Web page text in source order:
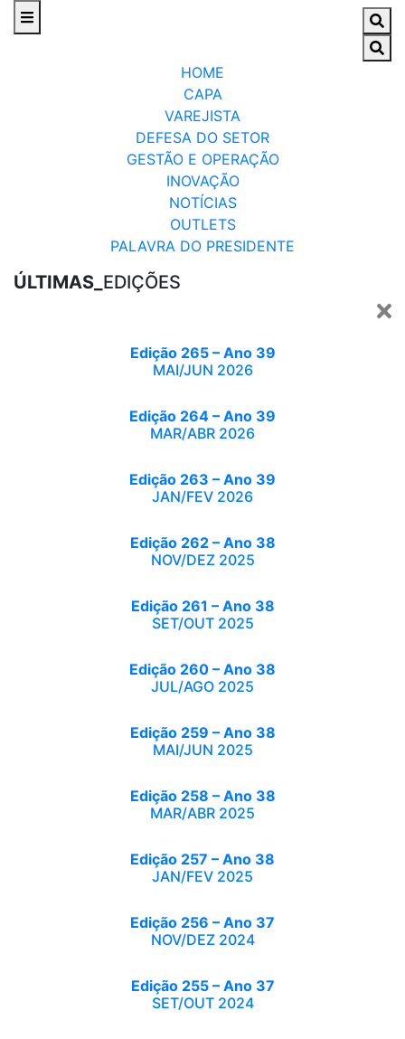
HOME
CAPA
VAREJISTA
DEFESA DO SETOR
GESTÃO E OPERAÇÃO
INOVAÇÃO
NOTÍCIAS
OUTLETS
PALAVRA DO PRESIDENTE
ÚLTIMAS_ EDIÇÕES
Edição 265 – Ano 39
MAI/JUN 2026
Edição 264 – Ano 39
MAR/ABR 2026
Edição 263 – Ano 39
JAN/FEV 2026
Edição 262 – Ano 38
NOV/DEZ 2025
Edição 261 – Ano 38
SET/OUT 2025
Edição 260 – Ano 38
JUL/AGO 2025
Edição 259 – Ano 38
MAI/JUN 2025
Edição 258 – Ano 38
MAR/ABR 2025
Edição 257 – Ano 38
JAN/FEV 2025
Edição 256 – Ano 37
NOV/DEZ 2024
Edição 255 – Ano 37
SET/OUT 2024